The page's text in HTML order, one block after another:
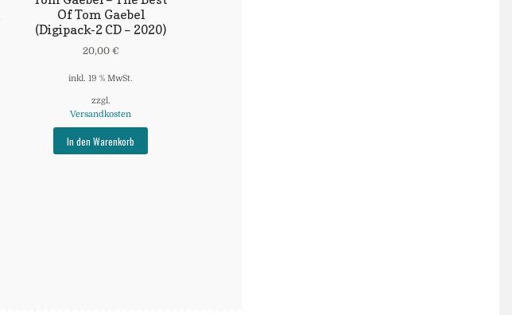
Of Tom Gaebel
(Digipack-2 CD – 2020)
20,00 €
inkl. 19 % MwSt.
zzgl.
Versandkosten
In den Warenkorb